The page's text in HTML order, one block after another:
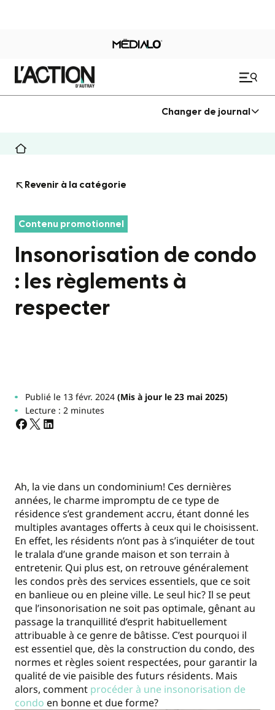
Changer de journal
Revenir à la catégorie
Contenu promotionnel
Insonorisation de condo
: les règlements à
respecter
Publié le 13 févr. 2024(Mis à jour le 23 mai 2025)
Lecture : 2 minutes
Ah, la vie dans un condominium! Ces dernières
années, le charme impromptu de ce type de
résidence s’est grandement accru, étant donné les
multiples avantages offerts à ceux qui le choisissent.
En effet, les résidents n’ont pas à s’inquiéter de tout
le tralala d’une grande maison et son terrain à
entretenir. Qui plus est, on retrouve généralement
les condos près des services essentiels, que ce soit
en banlieue ou en pleine ville. Le seul hic? Il se peut
que l’insonorisation ne soit pas optimale, gênant au
passage la tranquillité d’esprit habituellement
attribuable à ce genre de bâtisse. C’est pourquoi il
est essentiel que, dès la construction du condo, des
normes et règles soient respectées, pour garantir la
qualité de vie paisible des futurs résidents. Mais
alors, comment procéder à une insonorisation de
condo en bonne et due forme?